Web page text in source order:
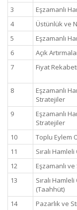
3
Eşzamanlı
4
Üstünlük ve
5
Eşzamanlı
6
Açık
7
Fiyat Rekabeti
8
Eşzamanlı
Stratejiler
9
Eşzamanlı
Stratejiler
10 Toplu Eylem
11
Sıralı
12
Eşzamanlı
13
Sıralı
(Taahhüt)
14 Pazarlık ve